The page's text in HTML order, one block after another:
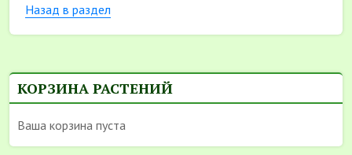
Назад в раздел
КОРЗИНА РАСТЕНИЙ
Ваша корзина пуста